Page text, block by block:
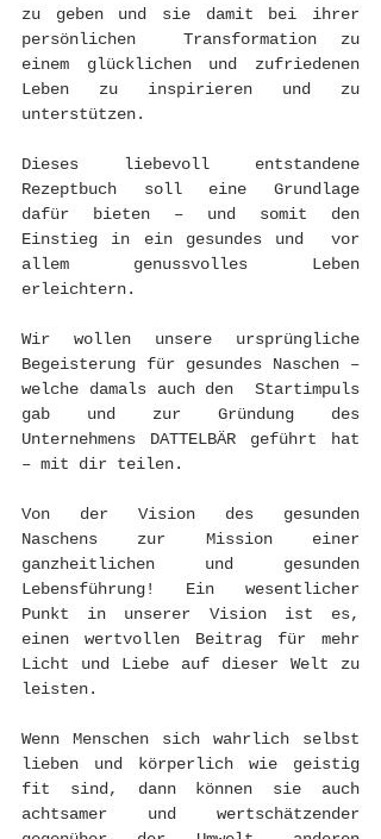
zu geben und sie damit bei ihrer
persönlichen  Transformation zu
einem glücklichen und zufriedenen
Leben zu inspirieren und zu
unterstützen.
Dieses liebevoll entstandene
Rezeptbuch soll eine Grundlage
dafür bieten – und somit den
Einstieg in ein gesundes und  vor
allem genussvolles Leben
erleichtern.
Wir wollen unsere ursprüngliche
Begeisterung für gesundes Naschen –
welche damals auch den  Startimpuls
gab und zur Gründung des
Unternehmens DATTELBÄR geführt hat
– mit dir teilen.
Von der Vision des gesunden
Naschens zur Mission einer
ganzheitlichen und gesunden
Lebensführung! Ein wesentlicher
Punkt in unserer Vision ist es,
einen wertvollen Beitrag für mehr
Licht und Liebe auf dieser Welt zu
leisten.
Wenn Menschen sich wahrlich selbst
lieben und körperlich wie geistig
fit sind, dann können sie auch
achtsamer und wertschätzender